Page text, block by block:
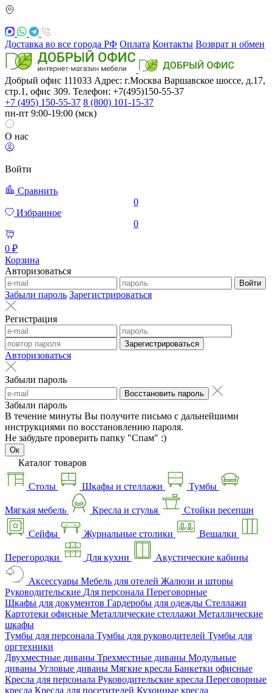
Доставка во все города РФ Оплата Контакты Возврат и обмен
Добрый офис 111033 Адрес: г.Москва Варшавское шоссе, д.17,
стр.1, офис 309. Телефон: +7(495)150-55-37
+7 (495) 150-55-37 8 (800) 101-15-37
пн-пт 9:00-19:00 (мск)
О нас
Войти
Сравнить
0
Избранное
0
0 ₽
Корзина
Авторизоваться
Войти
Забыли пароль Зарегистрироваться
Регистрация
Зарегистрироваться
Авторизоваться
Забыли пароль
Восстановить пароль
Забыли пароль
В течение минуты Вы получите письмо с дальнейшими
инструкциями по восстановлению пароля.
Не забудьте проверить папку "Спам" :)
Ок
Каталог товаров
Столы Шкафы и стеллажи Тумбы
Мягкая мебель Кресла и стулья Стойки ресепшн
Сейфы Журнальные столики Вешалки
Перегородки Для кухни Акустические кабины
Аксессуары Мебель для отелей Жалюзи и шторы
Руководительские Для персонала Переговорные
Шкафы для документов Гардеробы для одежды Стеллажи
Картотеки офисные Металлические стеллажи Металлические
шкафы
Тумбы для персонала Тумбы для руководителей Тумбы для
оргтехники
Двухместные диваны Трехместные диваны Модульные
диваны Угловые диваны Мягкие кресла Банкетки офисные
Кресла для персонала Руководительские кресла Переговорные
кресла Кресла для посетителей Кухонные кресла